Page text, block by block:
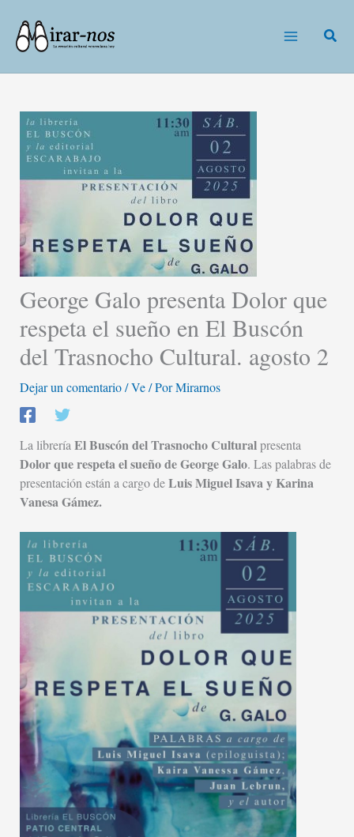
contenido
George Galo presenta Dolor que
respeta el sueño en El Buscón
del Trasnocho Cultural. agosto 2
Dejar un comentario /Ve/ PorMirarnos
La librería El Buscón del Trasnocho Culturalpresenta
Dolor que respeta el sueño de George Galo. Las palabras de
presentación están a cargo deLuis Miguel Isava y Karina
Vanesa Gámez.